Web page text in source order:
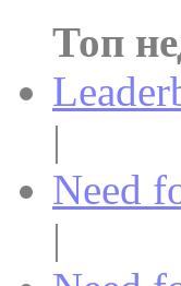
Топ
|
Need
|